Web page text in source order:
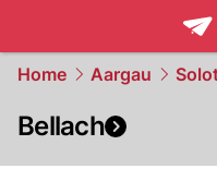
Home Aargau
Bellach